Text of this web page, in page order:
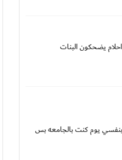
يضحكون البنات
بنفسي يوم كنت بالجامعه بس